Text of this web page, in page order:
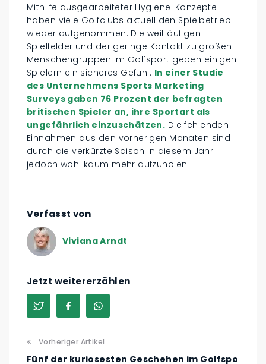
Mithilfe ausgearbeiteter Hygiene-Konzepte
haben viele Golfclubs aktuell den Spielbetrieb
wieder aufgenommen. Die weitläufigen
Spielfelder und der geringe Kontakt zu großen
Menschengruppen im Golfsport geben einigen
Spielern ein sicheres Gefühl. In einer Studie
des Unternehmens Sports Marketing
Surveys gaben 76 Prozent der befragten
britischen Spieler an, ihre Sportart als
ungefährlich einzuschätzen. Die fehlenden
Einnahmen aus den vorherigen Monaten sind
durch die verkürzte Saison in diesem Jahr
jedoch wohl kaum mehr aufzuholen.
Verfasst von
Viviana Arndt
Jetzt weitererzählen
Vorheriger Artikel
Fünf der kuriosesten Geschehen im Golfspo